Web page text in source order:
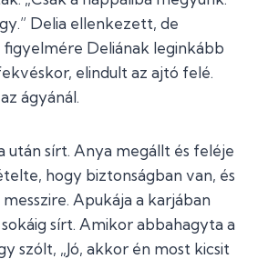
Delia ellenkezett, de
figyelmére Deliának leginkább
elindult az ajtó felé.
ágyánál.
után sírt. Anya megállt és feléje
hogy biztonságban van, és
Apukája a karjában
sírt. Amikor abbahagyta a
szólt, „Jó, akkor én most kicsit